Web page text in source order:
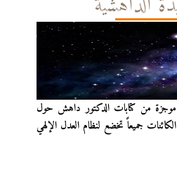
من كتابات الدكتور داهش حول
جميعاً تخضع لنظام العدل الإلهي